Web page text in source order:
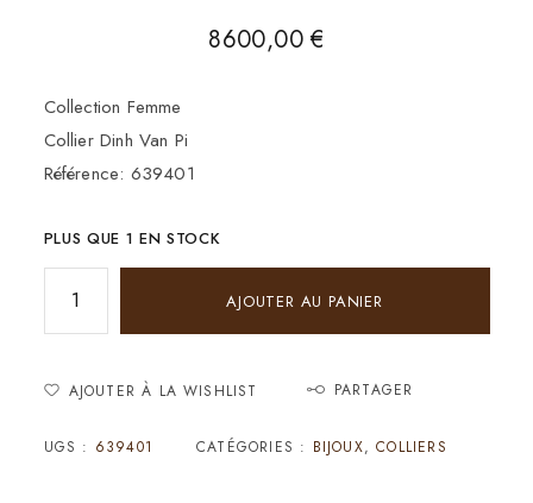
8600,00€
Collection Femme
Collier Dinh Van Pi
Référence: 639401
PLUS QUE 1 EN STOCK
AJOUTER AU PANIER
AJOUTER À LA WISHLIST PARTAGER
UGS : 639401 CATÉGORIES : BIJOUX,COLLIERS